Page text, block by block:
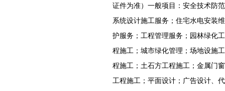
证件为准）一般项目：安全技术防范
系统设计施工服务；住宅水电安装维
护服务；工程管理服务；园林绿化工
程施工；城市绿化管理；场地设施工
程施工；土石方工程施工；金属门窗
工程施工；平面设计；广告设计、代